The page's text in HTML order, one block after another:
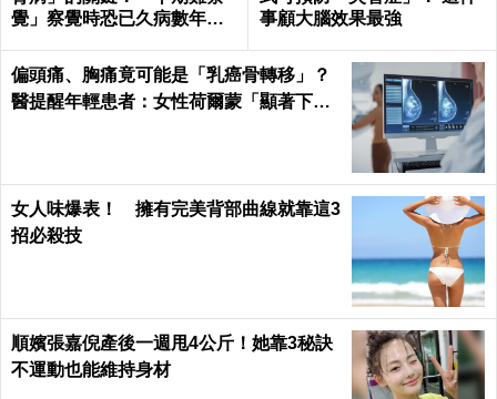
覺」察覺時恐已久病數年！
事顧大腦效果最強
偏頭痛、胸痛竟可能是「乳癌骨轉移」？
醫提醒年輕患者：女性荷爾蒙「顯著下
女人味爆表！ 擁有完美背部曲線就靠這3
招必殺技
順嬪張嘉倪產後一週甩4公斤！她靠3秘訣
不運動也能維持身材